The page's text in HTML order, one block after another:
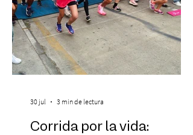
Corrida por la vida:
30 jul 3 min de lectura